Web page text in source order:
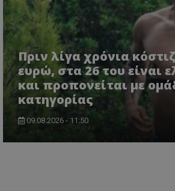
Πριν λίγα χρόνια
ευρώ, στα 26 του είναι
και προπονείται με
κατηγορίας
09.08.2026 - 11:50